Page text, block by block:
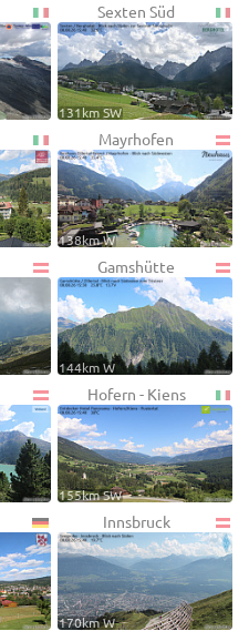
Sexten Süd
131km SW
Mayrhofen
138km W
Gamshütte
144km W
Hofern - Kiens
155km SW
Innsbruck
170km W